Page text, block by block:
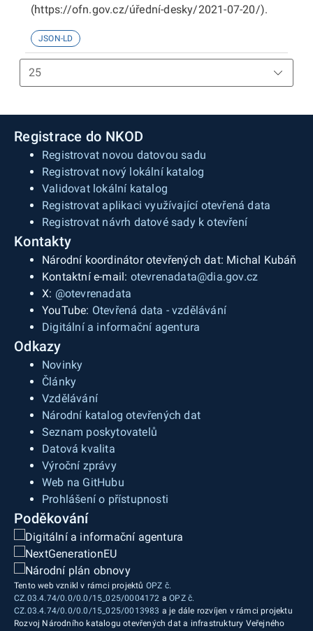
(https://ofn.gov.cz/úřední-desky/2021-07-20/).
JSON-LD
Registrace do NKOD
Registrovat novou datovou sadu
Registrovat nový lokální katalog
Validovat lokální katalog
Registrovat aplikaci využívající otevřená data
Registrovat návrh datové sady k otevření
Kontakty
Národní koordinátor otevřených dat: Michal Kubáň
Kontaktní e-mail: otevrenadata@dia.gov.cz
X: @otevrenadata
YouTube: Otevřená data - vzdělávání
Digitální a informační agentura
Odkazy
Novinky
Články
Vzdělávání
Národní katalog otevřených dat
Seznam poskytovatelů
Datová kvalita
Výroční zprávy
Web na GitHubu
Prohlášení o přístupnosti
Poděkování
Tento web vznikl v rámci projektů OPZ č.
CZ.03.4.74/0.0/0.0/15_025/0004172 aOPZ č.
CZ.03.4.74/0.0/0.0/15_025/0013983 a je dále rozvíjen v rámci projektu
Rozvoj Národního katalogu otevřených dat a infrastruktury Veřejného